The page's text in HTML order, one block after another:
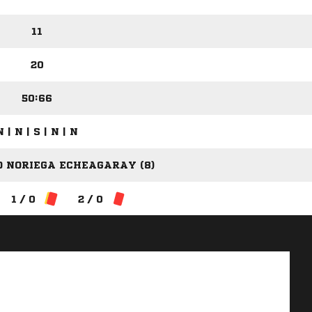
11
20
50:66
| N | S | N | N
NORIEGA ECHEAGARAY (8)
1 / 0 2 / 0